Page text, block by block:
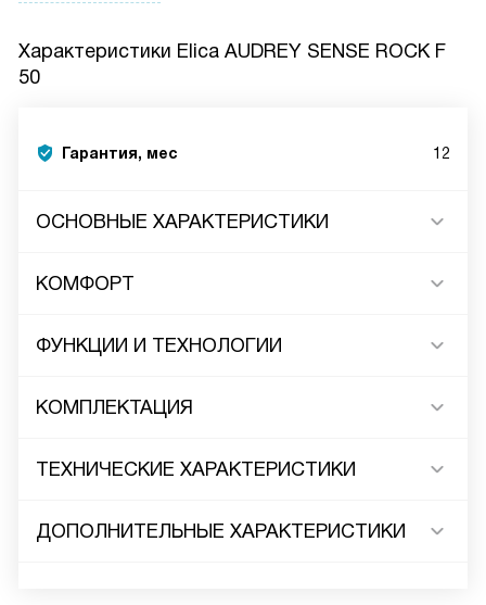
Характеристики Elica AUDREY SENSE ROCK F
50
Гарантия, мес 12
ОСНОВНЫЕ ХАРАКТЕРИСТИКИ
КОМФОРТ
ФУНКЦИИ И ТЕХНОЛОГИИ
КОМПЛЕКТАЦИЯ
ТЕХНИЧЕСКИЕ ХАРАКТЕРИСТИКИ
ДОПОЛНИТЕЛЬНЫЕ ХАРАКТЕРИСТИКИ